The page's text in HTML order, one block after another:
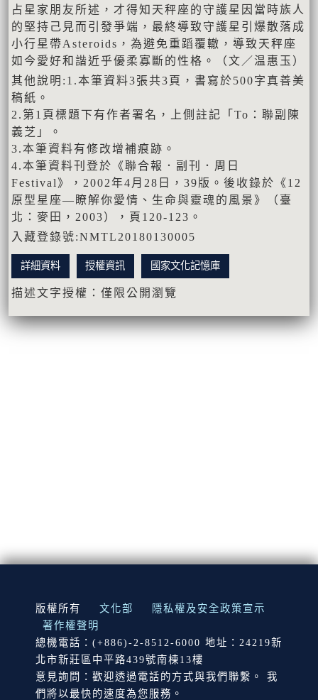
占星家朋友所述，才得知天秤座的守護星因當時族人
的堅持己見而引發爭端，最終導致守護星引爆散落成
小行星帶Asteroids，為避免重蹈覆轍，導致天秤座
如今愛好和諧近乎優柔寡斷的性格。（文／温惠玉）
其他說明:1.本筆資料3張共3頁，書寫於500字真善美
稿紙。
2.第1頁標題下有作者署名，上側註記「To：聯副陳
義芝」。
3.本筆資料有修改增補痕跡。
4.本筆資料刊登於《聯合報．副刊．周日
Festival》，2002年4月28日，39版。後收錄於《12
原型星座—瞭解你愛情、生命與靈魂的風景》（臺
北：麥田，2003），頁120-123。
入藏登錄號:NMTL20180130005
詳細資料 授權資訊 國家文化記憶庫
描述文字授權：僅限公開瀏覽
:::
版權所有 文化部
隱私權及安全政策宣示
著作權聲明
總機電話：(+886)-2-8512-6000 地址：24219新
北市新莊區中平路439號南棟13樓
意見詢問：歡迎透過電話的方式與我們聯繫。 我
們將以最快的速度為您服務。